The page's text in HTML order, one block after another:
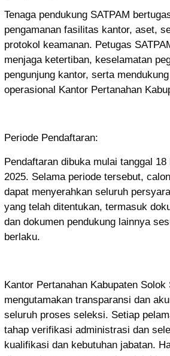
Tenaga pendukung SATPAM
pengamanan fasilitas kantor, aset,
protokol keamanan. Petugas
menjaga ketertiban, keselamatan
pengunjung kantor, serta
operasional Kantor Pertanahan
Periode Pendaftaran:
Pendaftaran dibuka mulai tanggal
2025. Selama periode tersebut,
dapat menyerahkan seluruh
yang telah ditentukan, termasuk
dan dokumen pendukung lainnya
berlaku.
Kantor Pertanahan Kabupaten Solok
mengutamakan transparansi dan
seluruh proses seleksi. Setiap
tahap verifikasi administrasi dan
kualifikasi dan kebutuhan jabatan.